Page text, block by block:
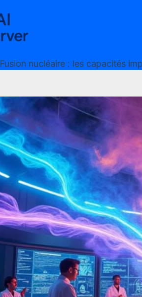
Fusion nucléaire : les capacités